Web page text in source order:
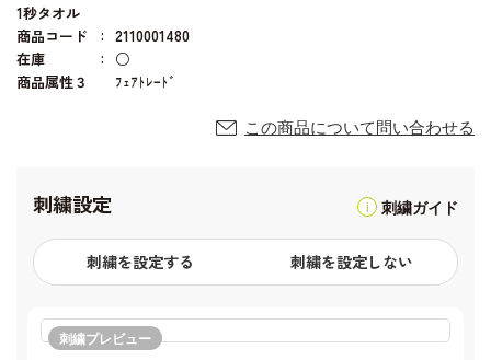
1秒タオル
商品コード
2110001480
在庫
○
商品属性３
ﾌｪｱﾄﾚｰﾄﾞ
この商品について問い合わせる
刺繍設定 刺繍ガイド
刺繍を設定する 刺繍を設定しない
刺繍プレビュー